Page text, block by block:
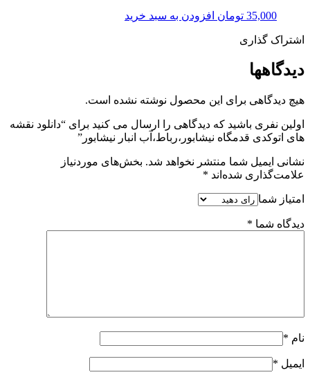
35,000 تومان افزودن به سبد خرید
اشتراک گذاری
دیدگاهها
هیچ دیدگاهی برای این محصول نوشته نشده است.
اولین نفری باشید که دیدگاهی را ارسال می کنید برای “دانلود نقشه
های اتوکدی قدمگاه نیشابور،رباط،آب انبار نیشابور”
نشانی ایمیل شما منتشر نخواهد شد. بخش‌های موردنیاز
علامت‌گذاری شده‌اند *
امتیاز شما
دیدگاه شما *
نام *
ایمیل *